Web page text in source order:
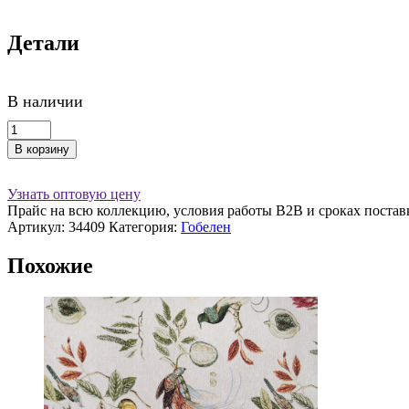
Детали
В наличии
Количество
товара
Скатерть
см
Гобелен
(Испания)
В корзину
Узнать оптовую цену
Прайс на всю коллекцию, условия работы В2В и сроках
Артикул: 34409 Категория: Гобелен
Похожие